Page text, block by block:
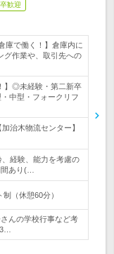
歓迎
庫で働く！】倉庫内に
グ作業や、取引先への
】◎未経験・第二新卒
中型・フォークリフ
治木物流センター】
経験、能力を考慮の
あり(…
（休憩60分）
んの学校行事など考